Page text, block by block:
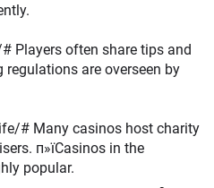
Players often share tips and
# Many casinos host charity
in the
popular.